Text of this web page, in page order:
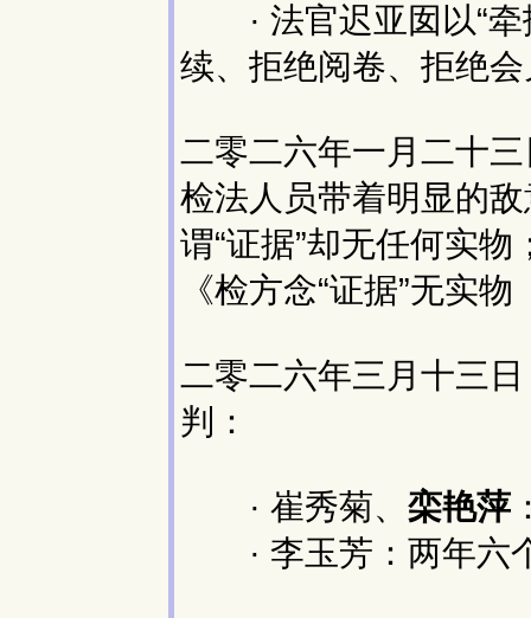
· 法官迟亚囡以“牵
续、拒绝阅卷、拒绝
二零二六年一月二十
检法人员带着明显的
谓“证据”却无任何实
《检方念“证据”无实
二零二六年三月十三
判：
· 崔秀菊、 栾艳萍
· 李玉芳：两年六